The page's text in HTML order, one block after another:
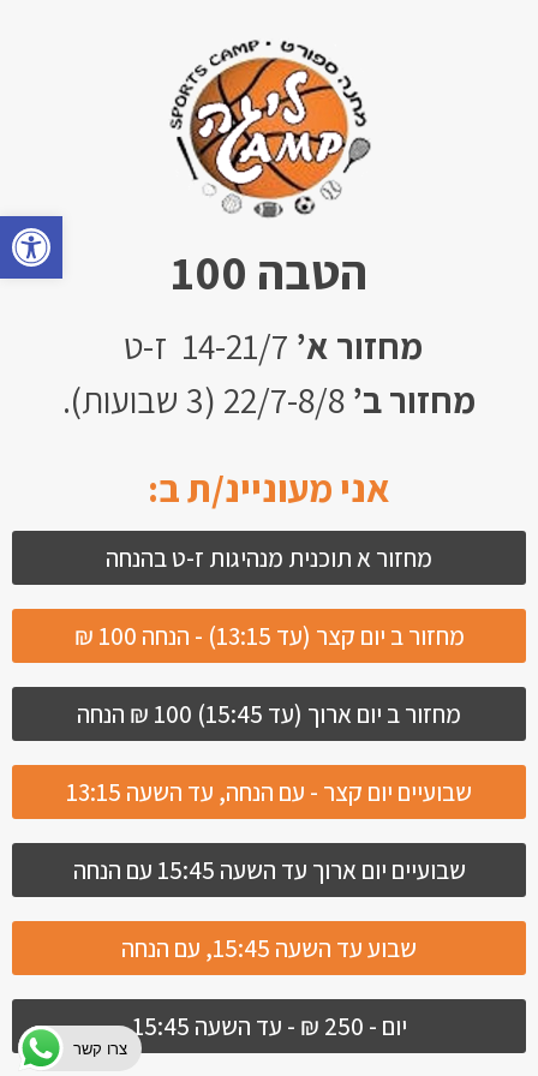
הטבה 100
מחזור א’
מחזור ב’
אני מעוניינ/ת ב:
מחזור א תוכנית מנהיגות ז-ט בהנחה
מחזור ב יום קצר (עד 13:15) - הנחה 100 ₪
מחזור ב יום ארוך (עד 15:45) 100 ₪ הנחה
שבועיים יום קצר - עם הנחה, עד השעה 13:15
שבועיים יום ארוך עד השעה 15:45 עם הנחה
שבוע עד השעה 15:45, עם הנחה
יום - 250 ₪ - עד השעה 15:45
צרו קשר